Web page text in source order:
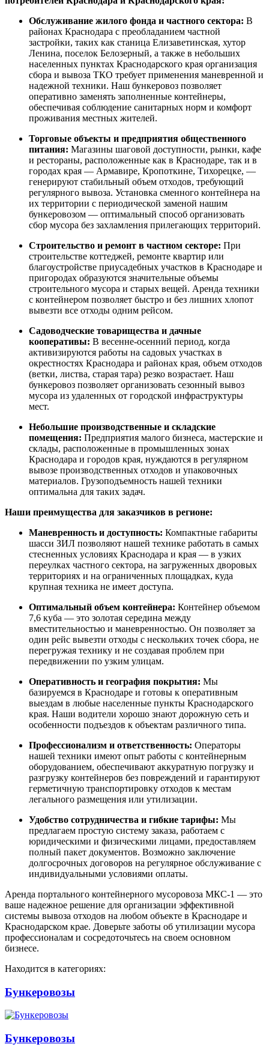
Обслуживание жилого фонда и частного сектора: В
районах Краснодара с преобладанием частной
застройки, таких как станица Елизаветинская, хутор
Ленина, поселок Белозерный, а также в небольших
населенных пунктах Краснодарского края организация
сбора и вывоза ТКО требует применения маневренной и
надежной техники. Наш бункеровоз позволяет
оперативно заменять заполненные контейнеры,
обеспечивая соблюдение санитарных норм и комфорт
проживания местных жителей.
Торговые объекты и предприятия общественного
питания: Магазины шаговой доступности, рынки, кафе
и рестораны, расположенные как в Краснодаре, так и в
городах края — Армавире, Кропоткине, Тихорецке, —
генерируют стабильный объем отходов, требующий
регулярного вывоза. Установка сменного контейнера на
их территории с периодической заменой нашим
бункеровозом — оптимальный способ организовать
сбор мусора без захламления прилегающих территорий.
Строительство и ремонт в частном секторе: При
строительстве коттеджей, ремонте квартир или
благоустройстве приусадебных участков в Краснодаре и
пригородах образуются значительные объемы
строительного мусора и старых вещей. Аренда техники
с контейнером позволяет быстро и без лишних хлопот
вывезти все отходы одним рейсом.
Садоводческие товарищества и дачные
кооперативы: В весенне-осенний период, когда
активизируются работы на садовых участках в
окрестностях Краснодара и районах края, объем отходов
(ветки, листва, старая тара) резко возрастает. Наш
бункеровоз позволяет организовать сезонный вывоз
мусора из удаленных от городской инфраструктуры
мест.
Небольшие производственные и складские
помещения: Предприятия малого бизнеса, мастерские и
склады, расположенные в промышленных зонах
Краснодара и городов края, нуждаются в регулярном
вывозе производственных отходов и упаковочных
материалов. Грузоподъемность нашей техники
оптимальна для таких задач.
Наши преимущества для заказчиков в регионе:
Маневренность и доступность: Компактные габариты
шасси ЗИЛ позволяют нашей технике работать в самых
стесненных условиях Краснодара и края — в узких
переулках частного сектора, на загруженных дворовых
территориях и на ограниченных площадках, куда
крупная техника не имеет доступа.
Оптимальный объем контейнера: Контейнер объемом
7,6 куба — это золотая середина между
вместительностью и маневренностью. Он позволяет за
один рейс вывезти отходы с нескольких точек сбора, не
перегружая технику и не создавая проблем при
передвижении по узким улицам.
Оперативность и география покрытия: Мы
базируемся в Краснодаре и готовы к оперативным
выездам в любые населенные пункты Краснодарского
края. Наши водители хорошо знают дорожную сеть и
особенности подъездов к объектам различного типа.
Профессионализм и ответственность: Операторы
нашей техники имеют опыт работы с контейнерным
оборудованием, обеспечивают аккуратную погрузку и
разгрузку контейнеров без повреждений и гарантируют
герметичную транспортировку отходов к местам
легального размещения или утилизации.
Удобство сотрудничества и гибкие тарифы: Мы
предлагаем простую систему заказа, работаем с
юридическими и физическими лицами, предоставляем
полный пакет документов. Возможно заключение
долгосрочных договоров на регулярное обслуживание с
индивидуальными условиями оплаты.
Аренда портального контейнерного мусоровоза МКС-1 — это
ваше надежное решение для организации эффективной
системы вывоза отходов на любом объекте в Краснодаре и
Краснодарском крае. Доверьте заботы об утилизации мусора
профессионалам и сосредоточьтесь на своем основном
бизнесе.
Находится в категориях:
Бункеровозы
Бункеровозы